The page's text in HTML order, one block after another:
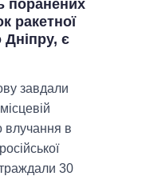
поранених
ракетної
Дніпру, є
завдали
влучання в
30